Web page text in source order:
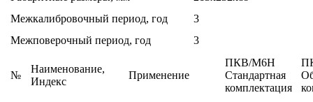
Межкалибровочный период, год
3
Межповерочный период, год
3
№
Наименование,
Индекс
Применение
ПКВ/М6Н
Стандартная
комплектация